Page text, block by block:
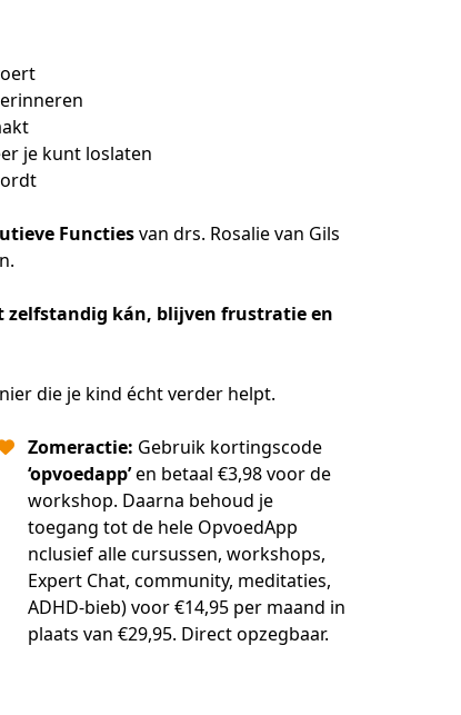
je kunt loslaten
Functies van drs. Rosalie van Gils
kán, blijven frustratie en
die je kind écht verder helpt.
Zomeractie: Gebruik kortingscode
‘opvoedapp’en betaal €3,98 voor de
workshop. Daarna behoud je
toegang tot de hele OpvoedApp
nclusief alle cursussen, workshops,
Expert Chat, community, meditaties,
ADHD-bieb) voor €14,95 per maand in
plaats van €29,95. Direct opzegbaar.